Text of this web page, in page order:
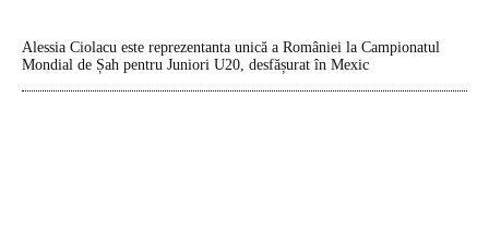
Alessia Ciolacu este reprezentanta unică a României la Campionatul
Mondial de Șah pentru Juniori U20, desfășurat în Mexic